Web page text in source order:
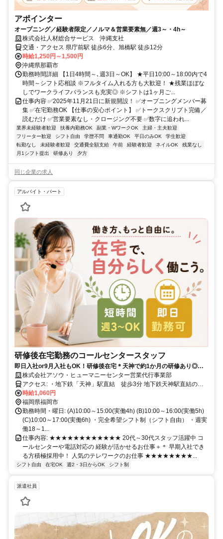
アポインター
オープニング／経験者限定／ノルマ＆営業要素無／週3～・4h～
株式会社人材総合サービス 沖縄支社
交通・アクセス 県庁前駅 徒歩6分、旭橋駅 徒歩12分
時給1,250円～1,500円
沖縄県那覇市
勤務時間詳細 【1日4時間～､週3日～OK】 ★平日10:00～18:00内で4
時間～シフト応相談 ※フルタイム入れる方も大歓迎！ ★残業ほぼな
しでワークライフバランスも充実◎ ※シフトは1ヶ月ご...
仕事内容 ✅2025年11月21日に新規開設！ ✅オープニングメンバー募
集 ✅在宅勤務OK 【仕事の安心ポイント】 ✅トークスクリプト完備／
読むだけ ✅営業要素なし・クロージング不要 ✅数字に追われ...
業界未経験者歓迎 扶養内勤務OK 副業・WワークOK
主婦・主夫歓迎
フリーター歓迎
シフト自由 学歴不問 車通勤OK 平日のみOK
学生歓迎
転勤なし
未経験者歓迎 交通費全額支給 午前 経験者歓迎 ネイルOK
残業なし
月1シフト提出
研修あり 夕方
同じ企業の求人
アルバイト・パート
研修後在宅勤務のコールセンタースタッフ
即日入社or9月入社もOK！研修後在宅＊天神で約1か月の研修あり◎短
時間×週3～OK！20代～30代活躍中
株式会社アソウ・ヒューマニーセンター営業代行事業部
アクセス: ・地下鉄「天神」駅直結 徒歩3分 地下鉄天神駅直結のオ
フィスでのお仕事なので 各エリアからの通勤もらくらく♪ 西鉄福岡
（天神）・博多・薬院・薬院大通 渡辺通・桜坂・天神南・赤坂・櫛
田神社前 祇園・福岡空港・姪浜・西新・藤崎・下山門
時給1,060円
福岡県福岡市
勤務時間・曜日: (A)10:00～15:00(実働4h) (B)10:00～16:00(実働5h)
(C)10:00～17:00(実働6h) ・完全希望シフト制（シフト自由） ・週実
働18～1...
仕事内容: ★★★★★★★★★★★★ 20代～30代スタッフ活躍中 コ
ールセンターや電話対応の 経験が活かせるお仕事＋＊ 早期入社でき
る方積極採用中！ 人気のテレワークのお仕事 ★★★★★★★★...
シフト自由 在宅OK 週2・3日からOK シフト制
派遣社員